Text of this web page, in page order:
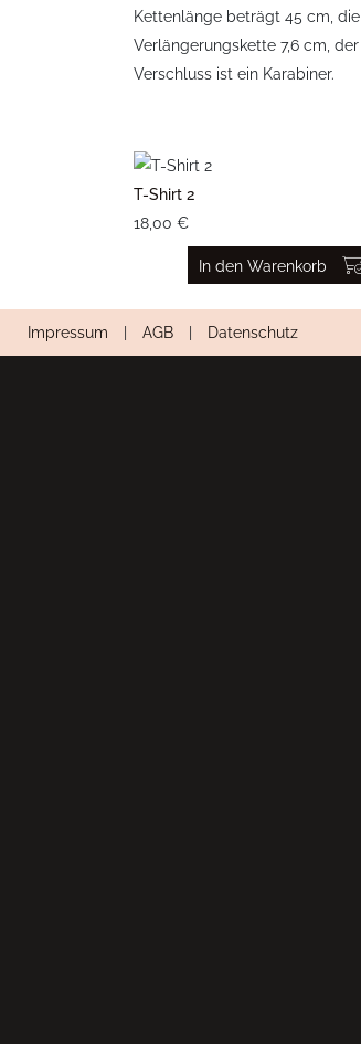
Kettenlänge beträgt 45 cm, die
Verlängerungskette 7,6 cm, der
Verschluss ist ein Karabiner.
T-Shirt 2
18,00 €
In den Warenkorb
Impressum AGB Datenschutz